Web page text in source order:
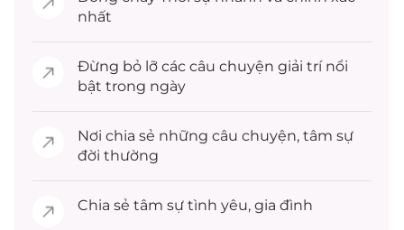
nhất
Đừng bỏ lỡ các câu chuyện giải trínổi
bật trong ngày
Nơi chia sẻ những câu chuyện, tâm sự
đời thường
Chia sẻ tâm sự tình yêu, gia đình